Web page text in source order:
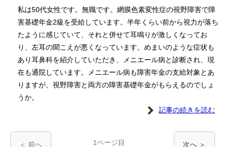
私は50代女性です。無職です。網膜色素変性症の視野障害で障
害基礎年金2級を受給しています。半年くらい前から視力が落ち
たように感じていて、それと併せて耳鳴りが激しくなってお
り、左耳の聞こえが悪くなっています。めまいのような症状も
あり耳鼻科を紹介していただき、メニエール病と診断され、現
在も通院しています。メニエール病も障害年金の支給対象とあ
りますが、視野障害と両方の障害基礎年金がもらえるのでしょ
うか。
記事の続きを読む
＜ 前へ 1ページ目 次へ ＞